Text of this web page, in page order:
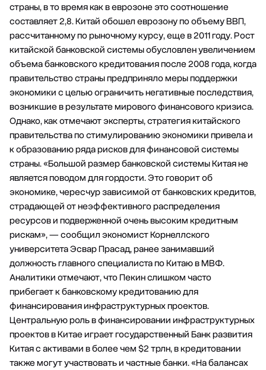
страны, в то время как в еврозоне это соотношение
составляет 2,8. Китай обошел еврозону по объему ВВП,
рассчитанному по рыночному курсу, еще в 2011 году. Рост
китайской банковской системы обусловлен увеличением
объема банковского кредитования после 2008 года, когда
правительство страны предприняло меры поддержки
экономики с целью ограничить негативные последствия,
возникшие в результате мирового финансового кризиса.
Однако, как отмечают эксперты, стратегия китайского
правительства по стимулированию экономики привела и
к образованию ряда рисков для финансовой системы
страны. «Большой размер банковской системы Китая не
является поводом для гордости. Это говорит об
экономике, чересчур зависимой от банковских кредитов,
страдающей от неэффективного распределения
ресурсов и подверженной очень высоким кредитным
рискам», — сообщил экономист Корнеллского
университета Эсвар Прасад, ранее занимавший
должность главного специалиста по Китаю в МВФ.
Аналитики отмечают, что Пекин слишком часто
прибегает к банковскому кредитованию для
финансирования инфраструктурных проектов.
Центральную роль в финансировании инфраструктурных
проектов в Китае играет государственный Банк развития
Китая с активами в более чем $2 трлн, в кредитовании
также могут участвовать и частные банки. «На балансах